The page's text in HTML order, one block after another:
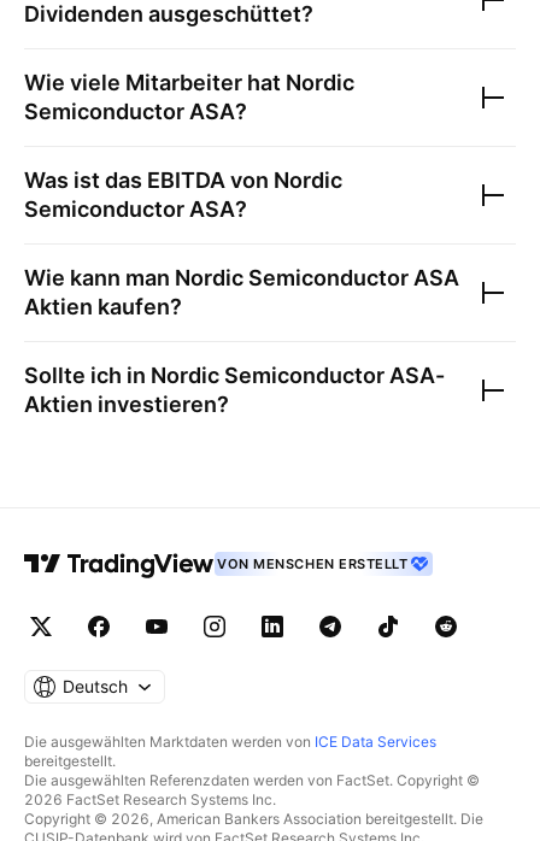
Dividenden ausgeschüttet?
Wie viele Mitarbeiter hat Nordic
Semiconductor ASA?
Was ist das EBITDA von Nordic
Semiconductor ASA?
Wie kann man Nordic Semiconductor ASA
Aktien kaufen?
Sollte ich in Nordic Semiconductor ASA-
Aktien investieren?
VON MENSCHEN ERSTELLT
Deutsch
Die ausgewählten Marktdaten werden von ICE Data Services
bereitgestellt.
Die ausgewählten Referenzdaten werden von FactSet. Copyright ©
2026 FactSet Research Systems Inc.
Copyright © 2026, American Bankers Association bereitgestellt. Die